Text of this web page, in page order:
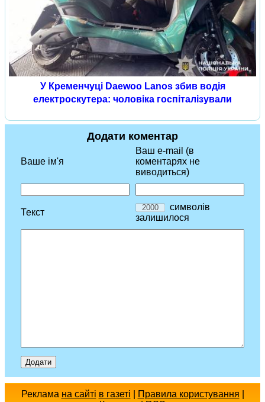
У Кременчуці Daewoo Lanos збив водія
електроскутера: чоловіка госпіталізували
Додати коментар
Ваше ім'я
Ваш e-mail (в
коментарях не
виводиться)
Текст
символів
залишилося
Реклама на сайті в газеті Правила користування